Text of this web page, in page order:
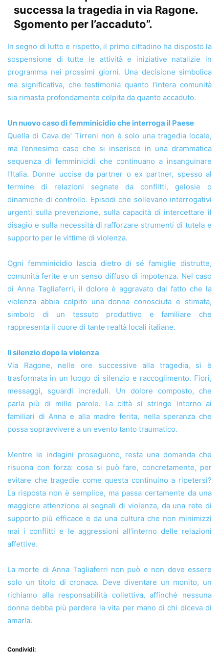
successa la tragedia in via Ragone.
Sgomento per l’accaduto”.
In segno di lutto e rispetto, il primo cittadino ha disposto la
sospensione di tutte le attività e iniziative natalizie in
programma nei prossimi giorni. Una decisione simbolica
ma significativa, che testimonia quanto l’intera comunità
sia rimasta profondamente colpita da quanto accaduto.
Un nuovo caso di femminicidio che interroga il Paese
Quella di Cava de’ Tirreni non è solo una tragedia locale,
ma l’ennesimo caso che si inserisce in una drammatica
sequenza di femminicidi che continuano a insanguinare
l’Italia. Donne uccise da partner o ex partner, spesso al
termine di relazioni segnate da conflitti, gelosie o
dinamiche di controllo. Episodi che sollevano interrogativi
urgenti sulla prevenzione, sulla capacità di intercettare il
disagio e sulla necessità di rafforzare strumenti di tutela e
supporto per le vittime di violenza.
Ogni femminicidio lascia dietro di sé famiglie distrutte,
comunità ferite e un senso diffuso di impotenza. Nel caso
di Anna Tagliaferri, il dolore è aggravato dal fatto che la
violenza abbia colpito una donna conosciuta e stimata,
simbolo di un tessuto produttivo e familiare che
rappresenta il cuore di tante realtà locali italiane.
Il silenzio dopo la violenza
Via Ragone, nelle ore successive alla tragedia, si è
trasformata in un luogo di silenzio e raccoglimento. Fiori,
messaggi, sguardi increduli. Un dolore composto, che
parla più di mille parole. La città si stringe intorno ai
familiari di Anna e alla madre ferita, nella speranza che
possa sopravvivere a un evento tanto traumatico.
Mentre le indagini proseguono, resta una domanda che
risuona con forza: cosa si può fare, concretamente, per
evitare che tragedie come questa continuino a ripetersi?
La risposta non è semplice, ma passa certamente da una
maggiore attenzione ai segnali di violenza, da una rete di
supporto più efficace e da una cultura che non minimizzi
mai i conflitti e le aggressioni all’interno delle relazioni
affettive.
La morte di Anna Tagliaferri non può e non deve essere
solo un titolo di cronaca. Deve diventare un monito, un
richiamo alla responsabilità collettiva, affinché nessuna
donna debba più perdere la vita per mano di chi diceva di
amarla.
Condividi: